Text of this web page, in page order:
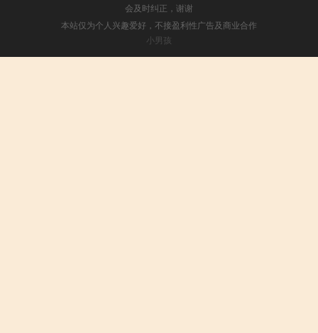
会及时纠正，谢谢
本站仅为个人兴趣爱好，不接盈利性广告及商业合作
小男孩